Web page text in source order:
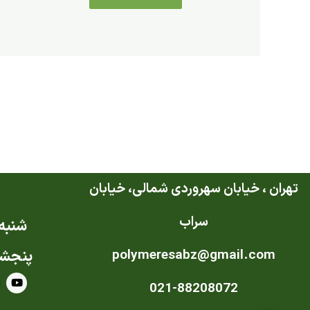
تهران ، خیابان سهروردی شمالی، خیابان
سراب
polymeresabz@gmail.com
021-88208072
شنبه
Y
o
u